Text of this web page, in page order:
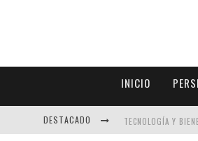
INICIO
DESTACADO TECNOLOGÍA Y